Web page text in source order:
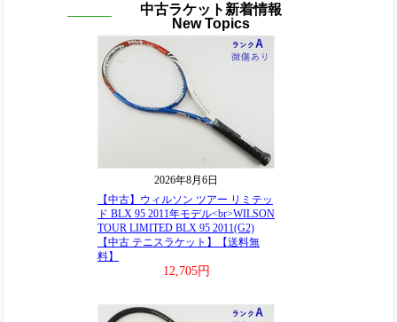
中古ラケット新着情報
New Topics